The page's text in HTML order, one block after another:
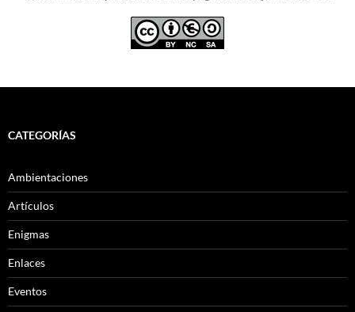
CATEGORÍAS
Ambientaciones
Artículos
Enigmas
Enlaces
Eventos